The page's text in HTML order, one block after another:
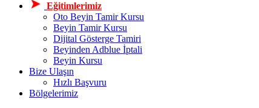
Eğitimlerimiz
Oto Beyin Tamir Kursu
Beyin Tamir Kursu
Dijital Gösterge Tamiri
Beyinden Adblue İptali
Beyin Kursu
Bize Ulaşın
Hızlı Başvuru
Bölgelerimiz